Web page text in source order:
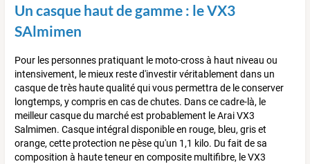
Un casque haut de gamme : le VX3
SAlmimen
Pour les personnes pratiquant le moto-cross à haut niveau ou
intensivement, le mieux reste d'investir véritablement dans un
casque de très haute qualité qui vous permettra de le conserver
longtemps, y compris en cas de chutes. Dans ce cadre-là, le
meilleur casque du marché est probablement le Arai VX3
Salmimen. Casque intégral disponible en rouge, bleu, gris et
orange, cette protection ne pèse qu'un 1,1 kilo. Du fait de sa
composition à haute teneur en composite multifibre, le VX3